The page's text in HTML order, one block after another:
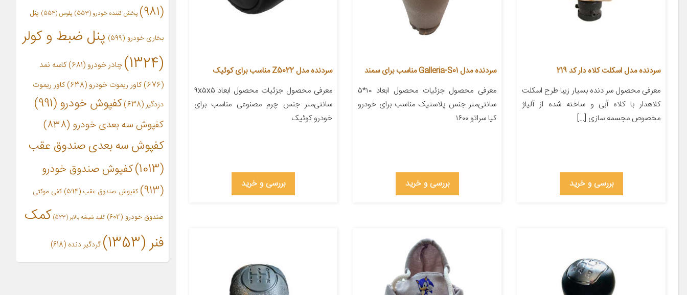
سردنده مدل اسکلت کلاه دار کد 219
معرفی محصول سر دنده بسیار زیبا طرح اسکلت
کلاهدار با کلاه آبی و ساخته شده از آلیاژ
مخصوص مجسمه سازی […]
بررسی و خرید
سردنده مدل Galleria-S01 مناسب برای سمند
معرفی محصول جزئیات محصول ابعاد ۱۰*۵
سانتی‌متر جنس پلاستیک مناسب برای خودرو
کیا سراتو ۱۶۰۰
بررسی و خرید
سردنده مدل Z5022 مناسب برای کوئیک
معرفی محصول جزئیات محصول ابعاد ۹x۵x۵
سانتی‌متر جنس چرم مصنوعی مناسب برای
خودرو کوئیک
بررسی و خرید
(981)
پخش کننده خودرو(553) پلوس(554) پنل
بخاری خودرو (599)
پنل ضبط و کولر
(1324)
چادر خودرو (681)
کاسه نمد
(676)
کاور ریموت خودرو(638)
کاور ریموت
دزدگیر(638) کفپوش خودرو(991)
کفپوش سه بعدی خودرو (838)
کفپوش سه بعدی صندوق عقب
(1013)
کفپوش صندوق خودرو
(913)
کفپوش صندوق عقب (594) کفی موکتی
صندوق خودرو (602) کلید شیشه بالابر(523)
کمک
فنر(1353) گردگیر دنده (618)